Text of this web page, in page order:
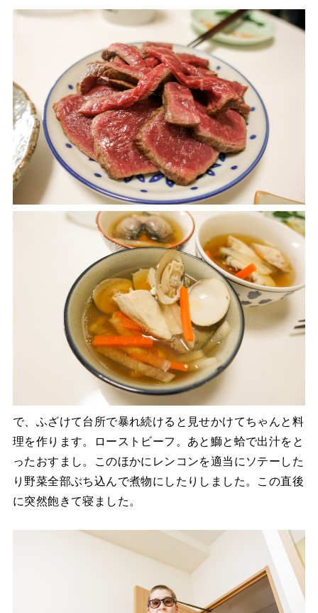
で、ふざけて台所で暴れ続けると見せかけてちゃんと料
理を作ります。ローストビーフ。あと鰤と蛤で出汁をと
ったおすまし。このほかにレンコンを適当にソテーした
り野菜全部ぶち込んで煮物にしたりしました。この直後
に突然飽きて寝ました。